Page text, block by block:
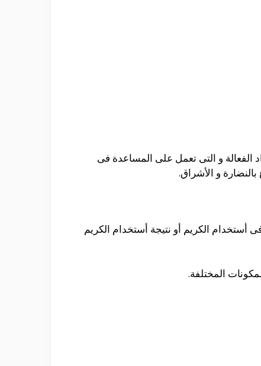
و التى تعمل على المساعدة فى
و الأشراق.
الكريم أو نتيجة أستخدام الكريم
المختلفة.